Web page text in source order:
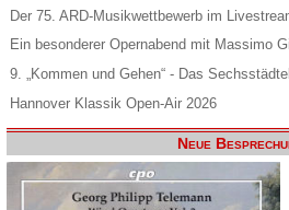
Der 75. ARD-Musikwettbewerb im
Ein besonderer Opernabend mit Massimo
9. „Kommen und Gehen“ - Das
Hannover Klassik Open-Air 2026
Neue